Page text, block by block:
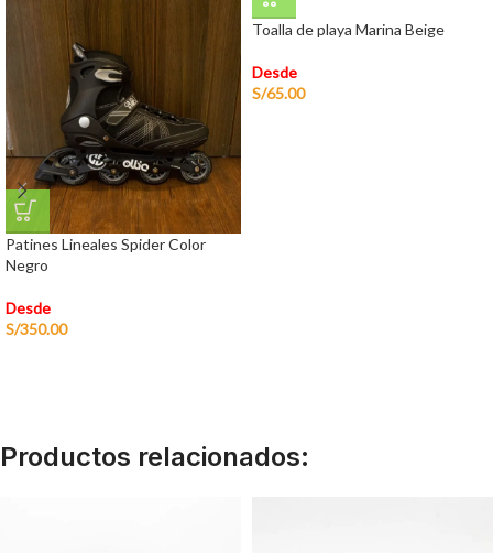
Patines Lineales Spider Color
Negro
Desde
S/350.00
Toalla de playa Marina Beige
Desde
S/65.00
Productos relacionados: